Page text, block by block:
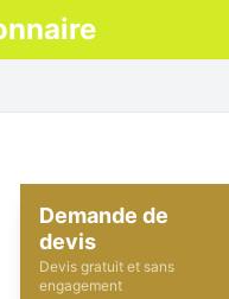
Demande de
devis
Devis gratuit et sans
engagement